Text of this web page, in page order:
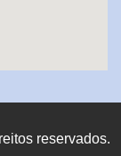
reservados.